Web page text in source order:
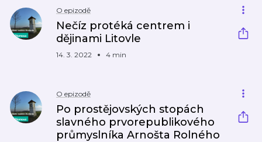
O epizodě
Nečíz protéká centrem i
dějinami Litovle
14. 3. 2022 4 min
O epizodě
Po prostějovských stopách
slavného prvorepublikového
průmyslníka Arnošta Rolného